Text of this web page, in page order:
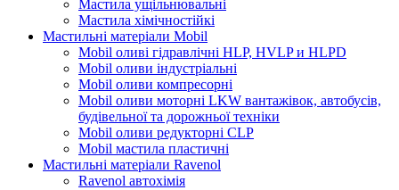
Мастила ущільнювальні
Мастила хімічностійкі
Мастильні матеріали Mobil
Mobil оливі гідравлічні HLP, HVLP и HLPD
Mobil оливи індустріальні
Mobil оливи компресорні
Mobil оливи моторні LKW вантажівок, автобусів,
будівельної та дорожньої техніки
Mobil оливи редукторні CLP
Mobil мастила пластичні
Мастильні матеріали Ravenol
Ravenol автохімія